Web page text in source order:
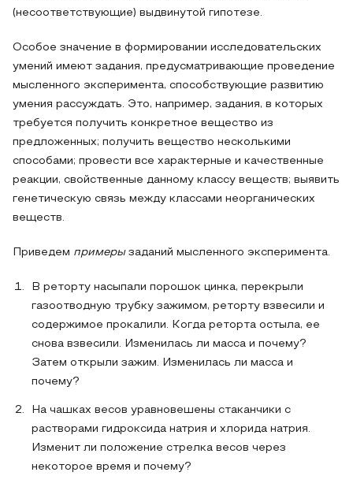
(несоответствующие) выдвинутой гипотезе.
Особое значение в формировании исследовательских
умений имеют задания, предусматривающие проведение
мысленного эксперимента, способствующие развитию
умения рассуждать. Это, например, задания, в которых
требуется получить конкретное вещество из
предложенных; получить вещество несколькими
способами; провести все характерные и качественные
реакции, свойственные данному классу веществ; выявить
генетическую связь между классами неорганических
веществ.
Приведем примерызаданий мысленного эксперимента.
В реторту насыпали порошок цинка, перекрыли
газоотводную трубку зажимом, реторту взвесили и
содержимое прокалили. Когда реторта остыла, ее
снова взвесили. Изменилась ли масса и почему?
Затем открыли зажим. Изменилась ли масса и
почему?
На чашках весов уравновешены стаканчики с
растворами гидроксида натрия и хлорида натрия.
Изменит ли положение стрелка весов через
некоторое время и почему?